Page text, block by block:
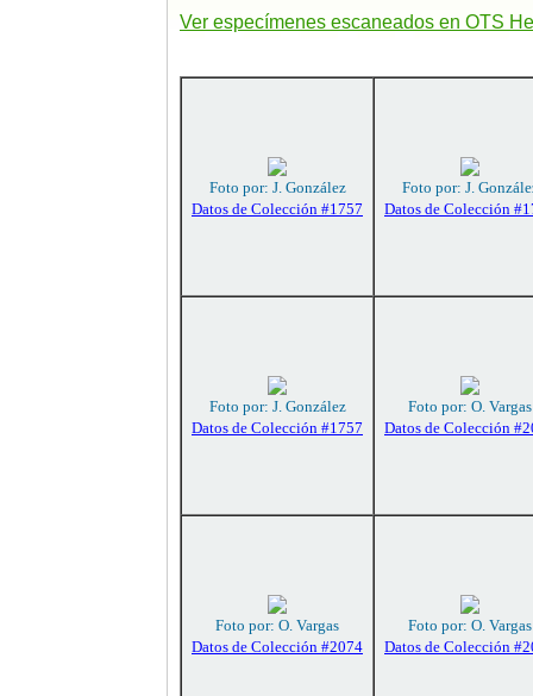
Ver especímenes escaneados en OTS
Foto por: J. González
Datos de Colección #1757
Foto por: J.
Datos de Colección
Foto por: J. González
Datos de Colección #1757
Foto por: O. Vargas
Datos de Colección
Foto por: O. Vargas
Datos de Colección #2074
Foto por: O. Vargas
Datos de Colección